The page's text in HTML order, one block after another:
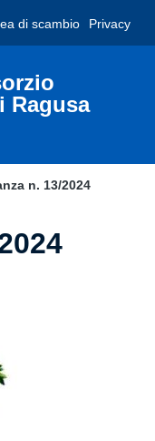
di scambio Privacy
Ragusa
n. 13/2024